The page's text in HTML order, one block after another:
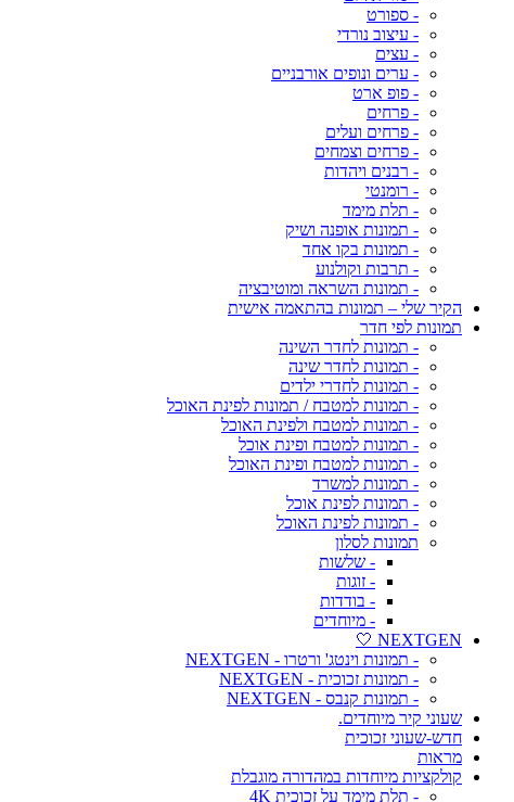
- ספורט
- עיצוב נורדי
- עצים
- ערים ונופים אורבניים
- פופ ארט
- פרחים
- פרחים ועלים
- פרחים וצמחים
- רבנים ויהדות
- רומנטי
- תלת מימד
- תמונות אופנה ושיק
- תמונות בקו אחד
- תרבות וקולנוע
- תמונות השראה ומוטיבציה
הקיר שלי – תמונות בהתאמה אישית
תמונות לפי חדר
- תמונות לחדר השינה
- תמונות לחדר שינה
- תמונות לחדרי ילדים
- תמונות למטבח / תמונות לפינת האוכל
- תמונות למטבח ולפינת האוכל
- תמונות למטבח ופינת אוכל
- תמונות למטבח ופינת האוכל
- תמונות למשרד
- תמונות לפינת אוכל
- תמונות לפינת האוכל
תמונות לסלון
- שלשות
- זוגות
- בודדות
- מיוחדים
NEXTGEN 🤍
- תמונות וינטג' ורטרו - NEXTGEN
- תמונות זכוכית - NEXTGEN
- תמונות קנבס - NEXTGEN
שעוני קיר מיוחדים.
חדש-שעוני זכוכית
מראות
קולקציות מיוחדות במהדורה מוגבלת
- תלת מימד על זכוכית 4K